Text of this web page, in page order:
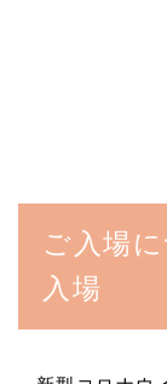
ご入場
入場